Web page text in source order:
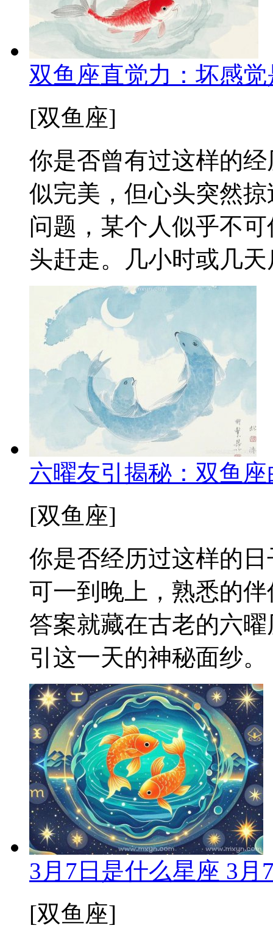
双鱼座直觉力：坏感
[双鱼座]
你是否曾有过这样的
似完美，但心头突然
问题，某个人似乎不
头赶走。几小时或几
六曜友引揭秘：双鱼
[双鱼座]
你是否经历过这样的
可一到晚上，熟悉的
答案就藏在古老的六
引这一天的神秘面纱
3月7日是什么星座 3
[双鱼座]